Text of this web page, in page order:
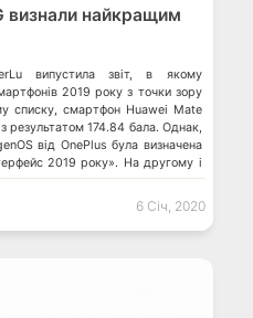
визнали найкращим
випустила звіт, в якому
2019 року з точки зору
списку, смартфон Huawei Mate
результатом 174.84 бала. Однак,
від OnePlus була визначена
2019 року». На другому і
6 Січ, 2020